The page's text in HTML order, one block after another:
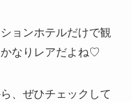
ョンホテルだけで観
なりレアだよね♡
、ぜひチェックして